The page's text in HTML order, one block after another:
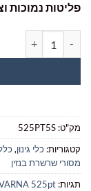
פליטות נמוכות
מק"ט:525PT5S
קטגוריות:כלי גינון,כללי
מסורי שרשרת בנזין
תגיות:525pt